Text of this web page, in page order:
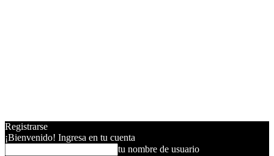
Registrarse
¡Bienvenido! Ingresa en tu cuenta
tu nombre de usuario